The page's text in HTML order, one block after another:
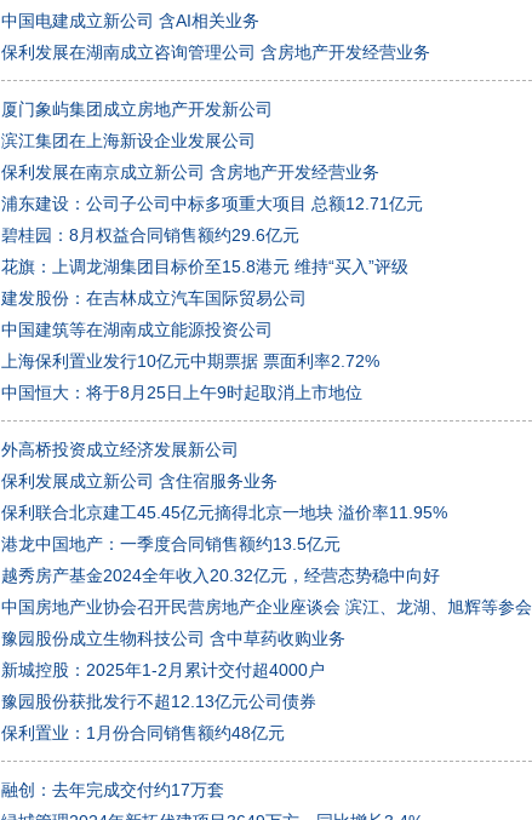
中国电建成立新公司 含AI相关业务
保利发展在湖南成立咨询管理公司 含房地产开发经营业务
厦门象屿集团成立房地产开发新公司
滨江集团在上海新设企业发展公司
保利发展在南京成立新公司 含房地产开发经营业务
浦东建设：公司子公司中标多项重大项目 总额12.71亿元
碧桂园：8月权益合同销售额约29.6亿元
花旗：上调龙湖集团目标价至15.8港元 维持“买入”评级
建发股份：在吉林成立汽车国际贸易公司
中国建筑等在湖南成立能源投资公司
上海保利置业发行10亿元中期票据 票面利率2.72%
中国恒大：将于8月25日上午9时起取消上市地位
外高桥投资成立经济发展新公司
保利发展成立新公司 含住宿服务业务
保利联合北京建工45.45亿元摘得北京一地块 溢价率11.95%
港龙中国地产：一季度合同销售额约13.5亿元
越秀房产基金2024全年收入20.32亿元，经营态势稳中向好
中国房地产业协会召开民营房地产企业座谈会 滨江、龙湖、旭辉等参会
豫园股份成立生物科技公司 含中草药收购业务
新城控股：2025年1-2月累计交付超4000户
豫园股份获批发行不超12.13亿元公司债券
保利置业：1月份合同销售额约48亿元
融创：去年完成交付约17万套